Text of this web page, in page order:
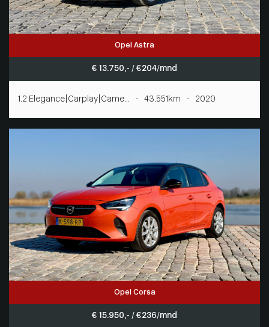
Opel Astra
€ 13.750,- / € 204/mnd
1.2 Elegance|Carplay|Came... - 43.551km - 2020
Opel Corsa
€ 15.950,- / € 236/mnd